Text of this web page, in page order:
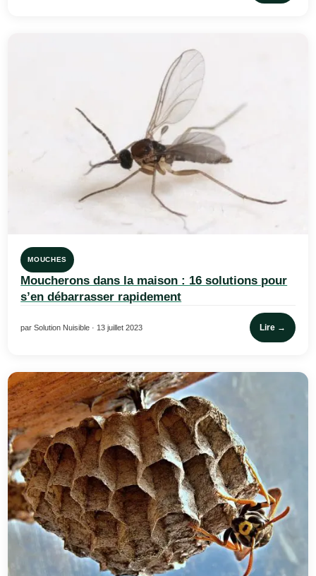
MOUCHES
Moucherons dans la maison : 16 solutions pour
s’en débarrasser rapidement
par Solution Nuisible · 13 juillet 2023 Lire →